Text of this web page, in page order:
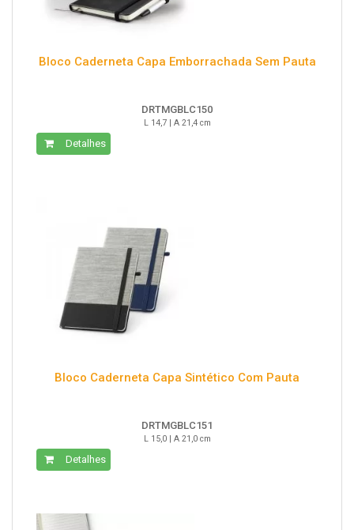
Bloco Caderneta Capa Emborrachada Sem Pauta
DRTMGBLC150
L 14,7 | A 21,4 cm
Detalhes
Bloco Caderneta Capa Sintético Com Pauta
DRTMGBLC151
L 15,0 | A 21,0 cm
Detalhes